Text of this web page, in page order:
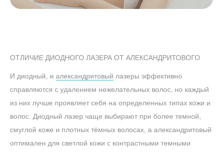
ОТЛИЧИЕ ДИОДНОГО ЛАЗЕРА ОТ АЛЕКСАНДРИТОВОГО
И диодный, и александритовый лазеры эффективно
справляются с удалением нежелательных волос, но каждый
из них лучше проявляет себя на определенных типах кожи и
волос. Диодный лазер чаще выбирают при более темной,
смуглой коже и плотных тёмных волосах, а александритовый
оптимален для светлой кожи с контрастными темными